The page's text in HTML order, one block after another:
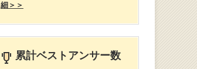
細＞＞
累計ベストアンサー数